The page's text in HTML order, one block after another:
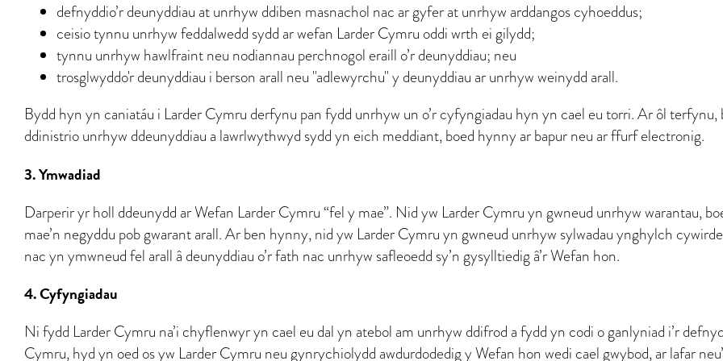
defnyddio’r deunyddiau at unrhyw ddiben masnachol nac ar gyfer at unrhyw arddangos cyhoeddus;
ceisio tynnu unrhyw feddalwedd sydd ar wefan Larder Cymru oddi wrth ei gilydd;
tynnu unrhyw hawlfraint neu nodiannau perchnogol eraill o’r deunyddiau; neu
trosglwyddo'r deunyddiau i berson arall neu "adlewyrchu" y deunyddiau ar unrhyw weinydd arall.
Bydd hyn yn caniatáu i Larder Cymru derfynu pan fydd unrhyw un o’r cyfyngiadau hyn yn cael eu torri. Ar ôl
ddinistrio unrhyw ddeunyddiau a lawrlwythwyd sydd yn eich meddiant, boed hynny ar bapur neu ar ffurf electronig.
3. Ymwadiad
Darperir yr holl ddeunydd ar Wefan Larder Cymru “fel y mae”. Nid yw Larder Cymru yn gwneud unrhyw warantau,
mae’n negyddu pob gwarant arall. Ar ben hynny, nid yw Larder Cymru yn gwneud unrhyw sylwadau ynghylch
nac yn ymwneud fel arall â deunyddiau o’r fath nac unrhyw safleoedd sy’n gysylltiedig â’r Wefan hon.
4. Cyfyngiadau
Ni fydd Larder Cymru na’i chyflenwyr yn cael eu dal yn atebol am unrhyw ddifrod a fydd yn codi o ganlyniad i’r
Cymru, hyd yn oed os yw Larder Cymru neu gynrychiolydd awdurdodedig y Wefan hon wedi cael gwybod, ar lafar